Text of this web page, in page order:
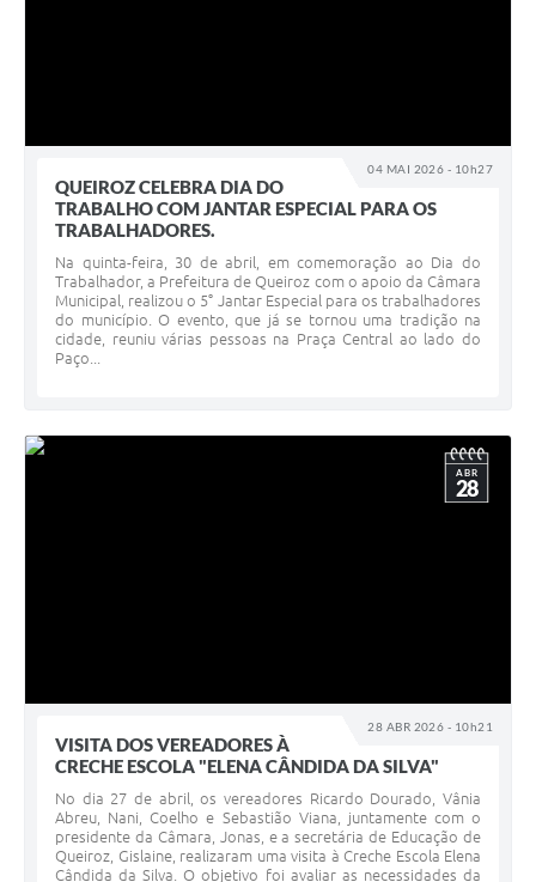
04 MAI 2026 - 10h27
QUEIROZ CELEBRA DIA DO
TRABALHO COM JANTAR ESPECIAL PARA OS
TRABALHADORES.
Na quinta-feira, 30 de abril, em comemoração ao Dia do
Trabalhador, a Prefeitura de Queiroz com o apoio da Câmara
Municipal, realizou o 5° Jantar Especial para os trabalhadores
do município. O evento, que já se tornou uma tradição na
cidade, reuniu várias pessoas na Praça Central ao lado do
Paço...
28 ABR 2026 - 10h21
ABR
28
VISITA DOS VEREADORES À
CRECHE ESCOLA "ELENA CÂNDIDA DA SILVA"
No dia 27 de abril, os vereadores Ricardo Dourado, Vânia
Abreu, Nani, Coelho e Sebastião Viana, juntamente com o
presidente da Câmara, Jonas, e a secretária de Educação de
Queiroz, Gislaine, realizaram uma visita à Creche Escola Elena
Cândida da Silva. O objetivo foi avaliar as necessidades da